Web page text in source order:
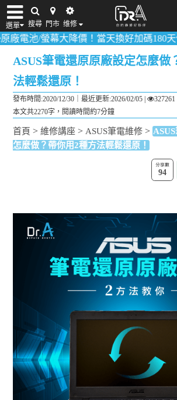
選單 搜尋 門市 维修
iPhone維修/價格 筆電維修/價格 Android手機維
降價！當天換好加碼180天保固！活動詳
ASUS筆電還原原廠設定怎麼做
法輕鬆還原！
發布時間:2020/12/30｜最近更新:2026/02/05 |
327261
本文共2270字，閱讀時間約7分鐘
首頁 >維修講座 > ASUS筆電維修 >
怎麼做？帶你用2種方法輕鬆還原！
94